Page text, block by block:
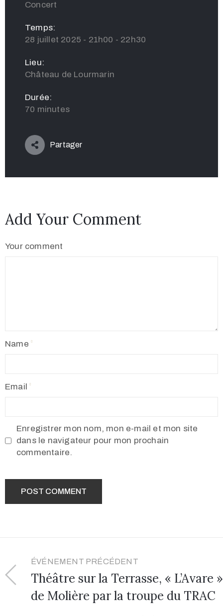
Concert
Temps:
28 juillet 2025 - 21h00 - 22h30
Lieu:
Château de Lourmarin
Durée:
70 minutes
Partager
Add Your Comment
Your comment
Name
Email
Enregistrer mon nom, mon e-mail et mon site
dans le navigateur pour mon prochain
commentaire.
ÉVÉNEMENT PRÉCÉDENT
Théâtre sur la Terrasse, « L’Avare »
de Molière par la troupe du TRAC